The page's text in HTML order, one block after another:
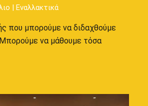
|Εναλλακτικά
που μπορούμε να διδαχθούμε
να μάθουμε τόσα